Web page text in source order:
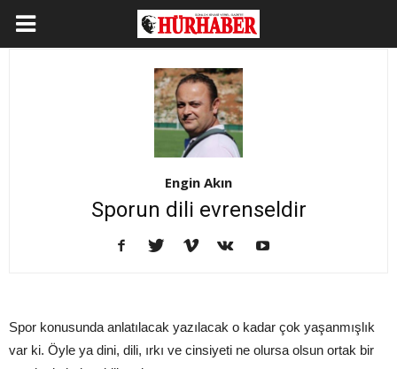
Engin Akın
Sporun dili evrenseldir
Spor konusunda anlatılacak yazılacak o kadar çok yaşanmışlık
var ki. Öyle ya dini, dili, ırkı ve cinsiyeti ne olursa olsun ortak bir